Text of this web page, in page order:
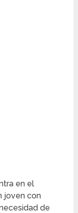
en el
joven con
de